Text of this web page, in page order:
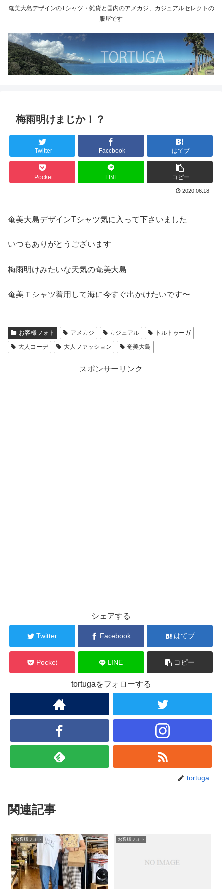
奄美大島デザインのTシャツ・雑貨と国内のアメカジ、カジュアルセレクトの
服屋です
梅雨明けまじか！？
Twitter Facebook はてブ
Pocket LINE コピー
2020.06.18
奄美大島デザインTシャツ気に入って下さいました
いつもありがとうございます
梅雨明けみたいな天気の奄美大島
奄美Ｔシャツ着用して海に今すぐ出かけたいです〜
お客様フォト アメカジ カジュアル
トルトゥーガ
大人コーデ
大人ファッション 奄美大島
スポンサーリンク
シェアする
Twitter Facebook はてブ
Pocket LINE コピー
tortugaをフォローする
tortuga
関連記事
お客様フォト お客様フォト